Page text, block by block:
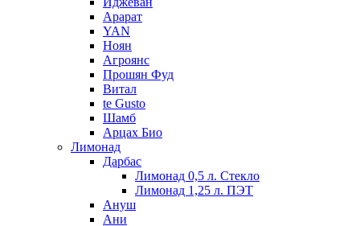
Арарат
YAN
Ноян
Агроянс
Прошян Фуд
Витал
te Gusto
Шамб
Арцах Био
Лимонад
Дарбас
Лимонад 0,5 л. Стекло
Лимонад 1,25 л. ПЭТ
Ануш
Ани